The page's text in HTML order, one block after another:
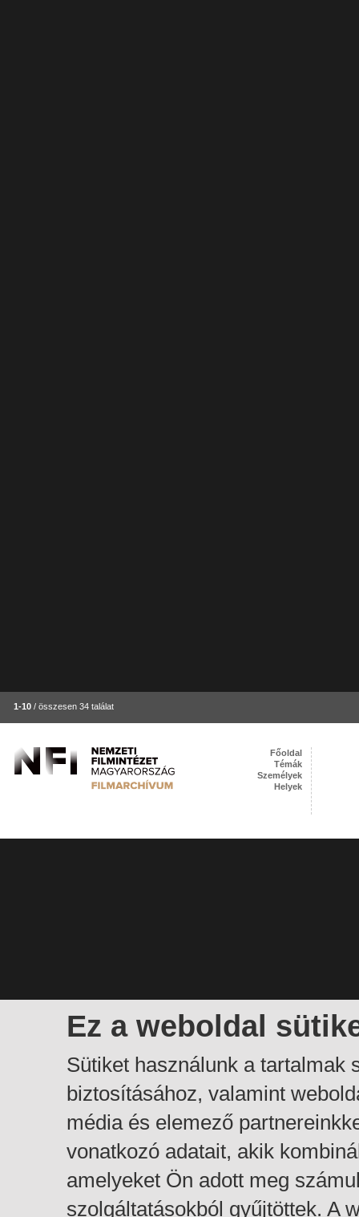
1-10 / összesen 34 találat
Ez a weboldal
Sütiket használunk a tartalmak
biztosításához, valamint
média és elemező
vonatkozó adatait, akik
amelyeket Ön adott meg
szolgáltatásokból gyűjtöttek. A
Főoldal
Témák
Személyek
Helyek